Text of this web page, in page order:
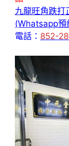
九龍旺角跌打
(Whatsapp預
電話： 852-